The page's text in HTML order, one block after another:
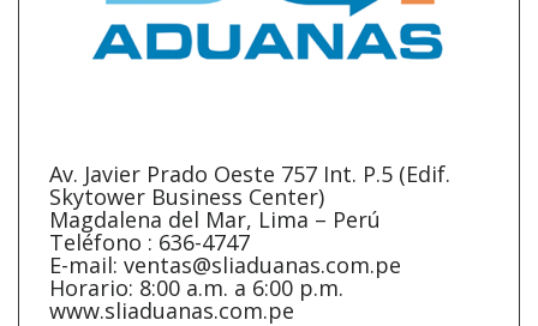
Av. Javier Prado Oeste 757 Int. P.5 (Edif.
Skytower Business Center)
Magdalena del Mar, Lima – Perú
Teléfono : 636-4747
E-mail: ventas@sliaduanas.com.pe
Horario: 8:00 a.m. a 6:00 p.m.
www.sliaduanas.com.pe